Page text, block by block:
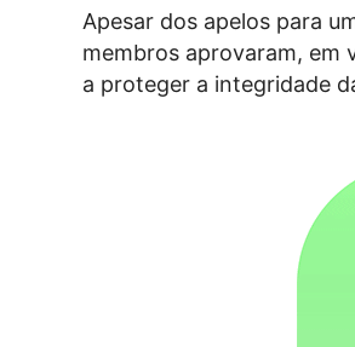
Apesar dos apelos para
membros aprovaram, em
a proteger a integridade